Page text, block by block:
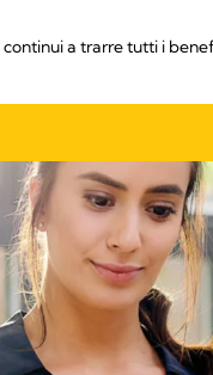
a trarre tutti i